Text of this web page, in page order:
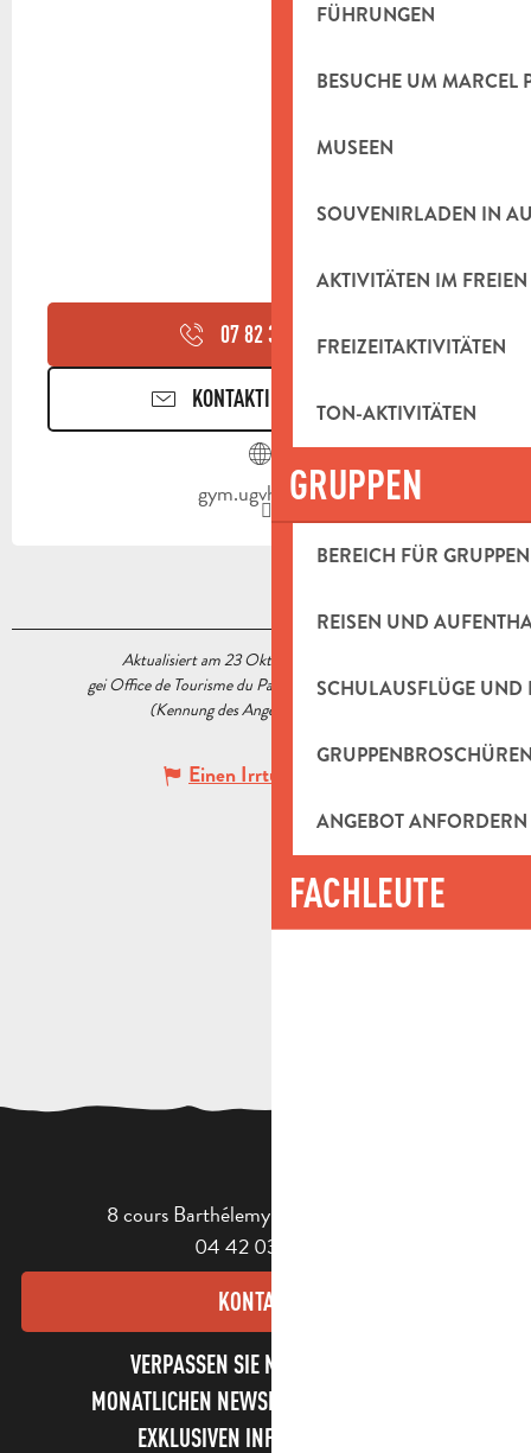
FÜHRUNGEN
BESUCHE UM MARCEL
MUSEEN
SOUVENIRLADEN IN
AKTIVITÄTEN IM FREIEN
FREIZEITAKTIVITÄTEN
TON-AKTIVITÄTEN
GRUPPEN
BEREICH FÜR GRUPPEN
REISEN UND
SCHULAUSFLÜGE UND
ANGEBOT ANFORDERN
FACHLEUTE
07 82 38 12▒▒
KONTAKTIEREN SIE UNS
gym.ugvh.free.fr
Aktualisiert am 23 Oktober 2020 Um 15:14
gei Office de Tourisme du Pays d’Aubagne et de l’Étoile
(Kennung des Angebots :
Einen Irrtum angeben
8 cours Barthélemy - 13400 Aubagne
04 42 03 49 98
KONTAKT
VERPASSEN SIE NICHT UNSEREN
MONATLICHEN NEWSLETTER UND UNSERE
EXKLUSIVEN INFORMATIONEN!